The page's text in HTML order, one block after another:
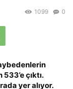
0
1099
çıktı.
yer alıyor.